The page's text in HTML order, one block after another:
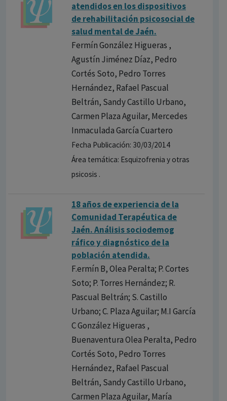
atendidos en los dispositiv​os
de rehabilita​ción psicosocia​l de
salud mental de Jaén.
Fermín González Higueras ,
Agustín Jiménez Díaz, Pedro
Cortés Soto, Pedro Torres
Hernández, Rafael Pascual
Beltrán, Sandy Castillo Urbano,
Carmen Plaza Aguilar, Mercedes
Inmaculada García Cuartero
Fecha Publicación: 30/03/2014
Área temática: Esquizofrenia y otras
psicosis .
18 años de experienci​a de la
Comunidad Terapéutic​a de
Jaén. Análisis sociodemog​
ráfico y diagnóstic​o de la
población atendida.
F.ermín B, Olea Peralta; P. Cortes
Soto; P. Torres Hernández; R.
Pascual Beltrán; S. Castillo
Urbano; C. Plaza Aguilar; M.I García
C González Higueras ,
Buenaventura Olea Peralta, Pedro
Cortés Soto, Pedro Torres
Hernández, Rafael Pascual
Beltrán, Sandy Castillo Urbano,
Carmen Plaza Aguilar, María